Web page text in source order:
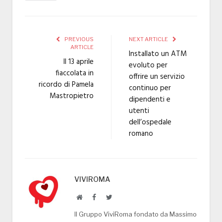
PREVIOUS
ARTICLE
Il 13 aprile
fiaccolata in
ricordo di Pamela
Mastropietro
NEXT ARTICLE
Installato un ATM
evoluto per
offrire un servizio
continuo per
dipendenti e
utenti
dell’ospedale
romano
VIVIROMA
WebsiteFacebookTwitter
Il Gruppo ViviRoma fondato da Massimo